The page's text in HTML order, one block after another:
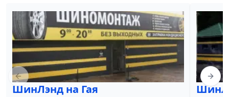
ШинЛэнд на Гая
Previous slide Next